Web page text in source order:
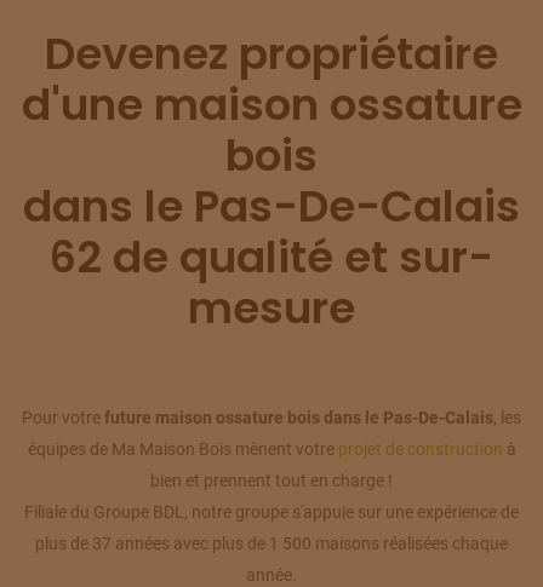
Devenez propriétaire
d'une maison ossature
bois
dans le Pas-De-Calais
62 de qualité et sur-
mesure
Pour votrefuture maison ossature bois dans le Pas-De-Calais, les
équipes de Ma Maison Bois mènent votre projet de construction à
bien et prennent tout en charge !
Filiale du Groupe BDL, notre groupe s'appuie sur une expérience de
plus de 37 années avec plus de 1 500 maisons réalisées chaque
année.